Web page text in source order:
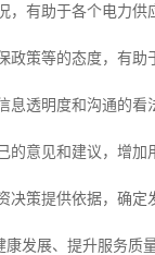
，有助于各个电力供
政策等的态度，有
息透明度和沟通的看
的意见和建议，增加
策提供依据，确定
发展、提升服务